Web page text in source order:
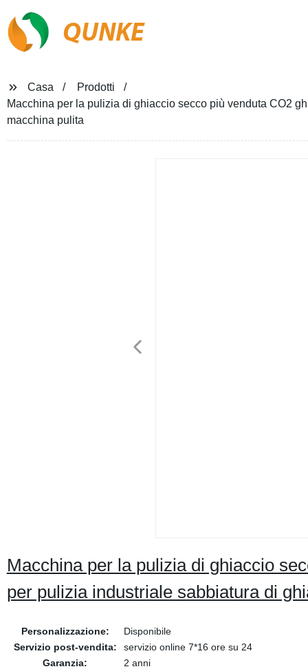
QUNKE
Casa
Prodotti
Macchina per la pulizia di ghiaccio secco più venduta CO2
macchina pulita
Macchina per la pulizia di ghiaccio
per pulizia industriale sabbiatura di
Personalizzazione:
Disponibile
Servizio post-vendita:
servizio online 7*16 ore su 24
Garanzia:
2 anni